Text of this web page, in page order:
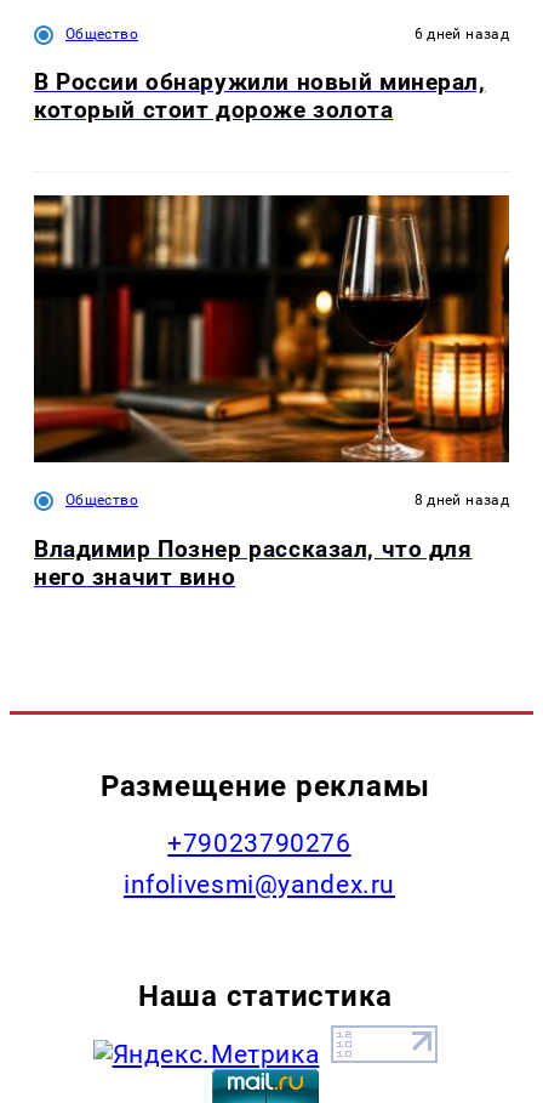
Общество 6 дней назад
В России обнаружили новый минерал,
который стоит дороже золота
Общество 8 дней назад
Владимир Познер рассказал, что для
него значит вино
Размещение рекламы
+79023790276
infolivesmi@yandex.ru
Наша статистика